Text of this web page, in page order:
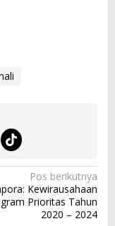
Pos berikutnya
Kewirausahaan
Prioritas Tahun
2020 – 2024